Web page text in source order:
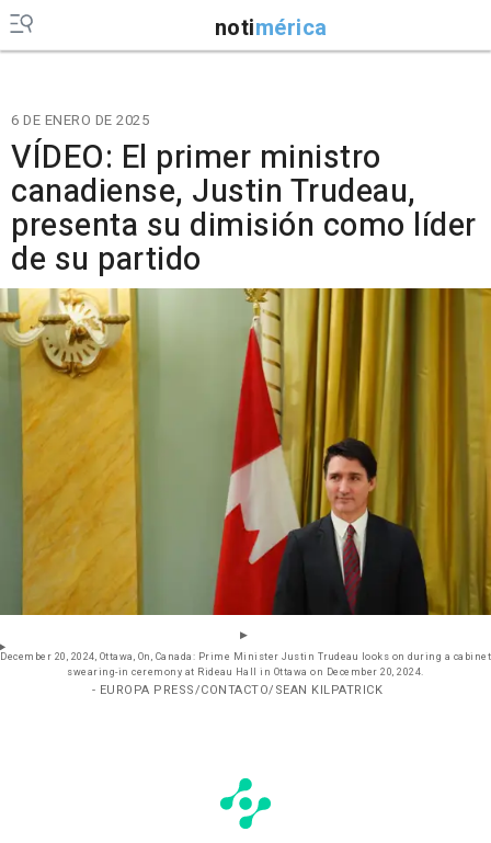
notimérica
6 DE ENERO DE 2025
VÍDEO: El primer ministro
canadiense, Justin Trudeau,
presenta su dimisión como líder
de su partido
December 20, 2024, Ottawa, On, Canada: Prime Minister Justin Trudeau looks on during a cabinet
swearing-in ceremony at Rideau Hall in Ottawa on December 20, 2024.
- EUROPA PRESS/CONTACTO/SEAN KILPATRICK